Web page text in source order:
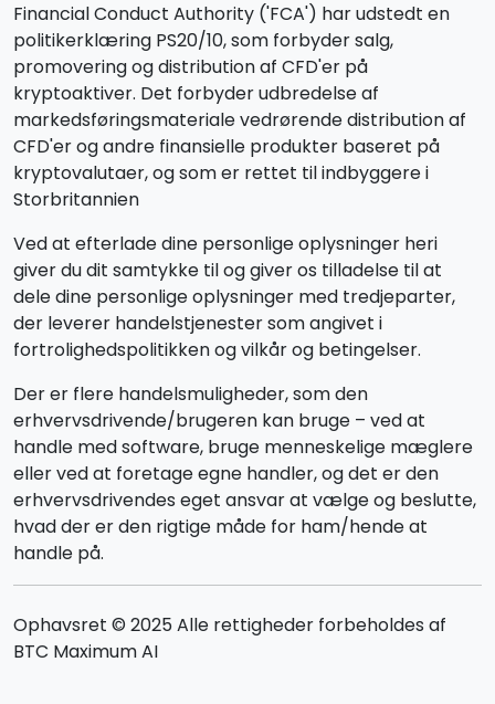
Financial Conduct Authority ('FCA') har udstedt en
politikerklæring PS20/10, som forbyder salg,
promovering og distribution af CFD'er på
kryptoaktiver. Det forbyder udbredelse af
markedsføringsmateriale vedrørende distribution af
CFD'er og andre finansielle produkter baseret på
kryptovalutaer, og som er rettet til indbyggere i
Storbritannien
Ved at efterlade dine personlige oplysninger heri
giver du dit samtykke til og giver os tilladelse til at
dele dine personlige oplysninger med tredjeparter,
der leverer handelstjenester som angivet i
fortrolighedspolitikken og vilkår og betingelser.
Der er flere handelsmuligheder, som den
erhvervsdrivende/brugeren kan bruge – ved at
handle med software, bruge menneskelige mæglere
eller ved at foretage egne handler, og det er den
erhvervsdrivendes eget ansvar at vælge og beslutte,
hvad der er den rigtige måde for ham/hende at
handle på.
Ophavsret © 2025 Alle rettigheder forbeholdes af
BTC Maximum AI